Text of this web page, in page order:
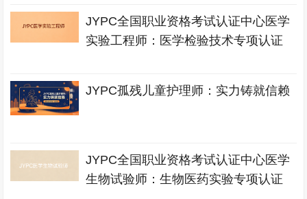
JYPC全国职业资格考试认证中心医学
实验工程师：医学检验技术专项认证
JYPC孤残儿童护理师：实力铸就信赖
JYPC全国职业资格考试认证中心医学
生物试验师：生物医药实验专项认证